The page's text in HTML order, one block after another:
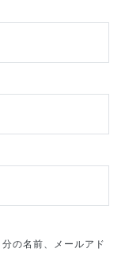
の名前、メールアド